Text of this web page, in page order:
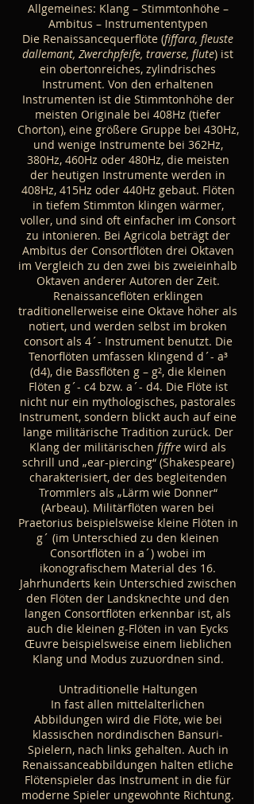
Allgemeines: Klang – Stimmtonhöhe –
Ambitus – Instrumententypen
Die Renaissancequerflöte (fiffara, fleuste
dallemant, Zwerchpfeife, traverse, flute) ist
ein obertonreiches, zylindrisches
Instrument. Von den erhaltenen
Instrumenten ist die Stimmtonhöhe der
meisten Originale bei 408Hz (tiefer
Chorton), eine größere Gruppe bei 430Hz,
und wenige Instrumente bei 362Hz,
380Hz, 460Hz oder 480Hz, die meisten
der heutigen Instrumente werden in
408Hz, 415Hz oder 440Hz gebaut. Flöten
in tiefem Stimmton klingen wärmer,
voller, und sind oft einfacher im Consort
zu intonieren. Bei Agricola beträgt der
Ambitus der Consortflöten drei Oktaven
im Vergleich zu den zwei bis zweieinhalb
Oktaven anderer Autoren der Zeit.
Renaissanceflöten erklingen
traditionellerweise eine Oktave höher als
notiert, und werden selbst im broken
consort als 4´- Instrument benutzt. Die
Tenorflöten umfassen klingend d´- a³
(d4), die Bassflöten g – g², die kleinen
Flöten g´- c4 bzw. a´- d4. Die Flöte ist
nicht nur ein mythologisches, pastorales
Instrument, sondern blickt auch auf eine
lange militärische Tradition zurück. Der
Klang der militärischen fiffre wird als
schrill und „ear-piercing“ (Shakespeare)
charakterisiert, der des begleitenden
Trommlers als „Lärm wie Donner“
(Arbeau). Militärflöten waren bei
Praetorius beispielsweise kleine Flöten in
g´ (im Unterschied zu den kleinen
Consortflöten in a´) wobei im
ikonografischem Material des 16.
Jahrhunderts kein Unterschied zwischen
den Flöten der Landsknechte und den
langen Consortflöten erkennbar ist, als
auch die kleinen g-Flöten in van Eycks
Œuvre beispielsweise einem lieblichen
Klang und Modus zuzuordnen sind.
Untraditionelle Haltungen
In fast allen mittelalterlichen
Abbildungen wird die Flöte, wie bei
klassischen nordindischen Bansuri-
Spielern, nach links gehalten. Auch in
Renaissanceabbildungen halten etliche
Flötenspieler das Instrument in die für
moderne Spieler ungewohnte Richtung.